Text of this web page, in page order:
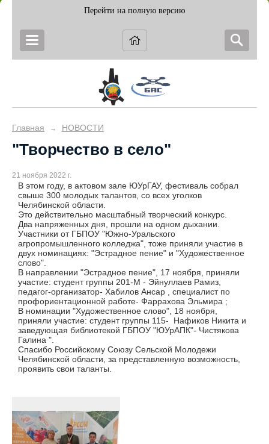
Перейти на полную версию
Главная → НОВОСТИ
"Творчество в село"
21 ноября 2022 г.
В этом году, в актовом зале ЮУрГАУ, фестиваль собрал
свыше 300 молодых талантов, со всех уголков
Челябинской области.
Это действительно масштабный творческий конкурс.
Два напряженных дня, прошли на одном дыхании.
Участники от ГБПОУ "Южно-Уральского
агропромышленного колледжа", тоже приняли участие в
двух номинациях: "Эстрадное пение" и "Художественное
слово".
В направлении "Эстрадное пение", 17 ноября, приняли
участие: студент группы 201-М - Эйнуллаев Рамиз,
педагог-организатор- Хабилов Ансар , специалист по
профориентационной работе- Фаррахова Эльмира ;
В номинации "Художественное слово", 18 ноября,
приняли участие: студент группы 115- Нафиков Никита и
заведующая библиотекой ГБПОУ "ЮУрАПК"- Чистякова
Галина ".
Спасибо Российскому Союзу Сельской Молодежи
Челябинской области, за представленную возможность,
проявить свои таланты.